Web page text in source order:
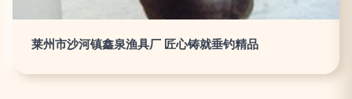
莱州市沙河镇鑫泉渔具厂 匠心铸就垂钓精品